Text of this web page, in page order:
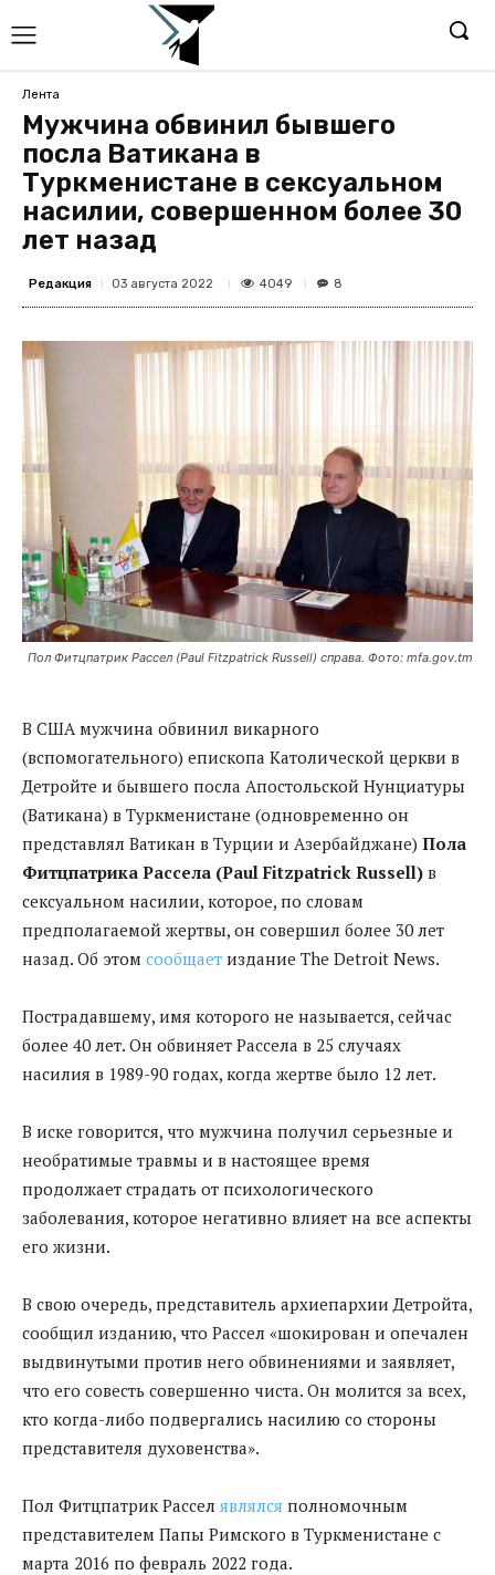
Лента
Мужчина обвинил бывшего
посла Ватикана в
Туркменистане в сексуальном
насилии, совершенном более 30
лет назад
Редакция 03 августа 2022 4049 8
Пол Фитцпатрик Рассел (Paul Fitzpatrick Russell) справа. Фото: mfa.gov.tm
В США мужчина обвинил викарного
(вспомогательного) епископа Католической церкви в
Детройте и бывшего посла Апостольской Нунциатуры
(Ватикана) в Туркменистане (одновременно он
представлял Ватикан в Турции и Азербайджане) Пола
Фитцпатрика Рассела (Paul Fitzpatrick Russell) в
сексуальном насилии, которое, по словам
предполагаемой жертвы, он совершил более 30 лет
назад. Об этом сообщает издание The Detroit News.
Пострадавшему, имя которого не называется, сейчас
более 40 лет. Он обвиняет Рассела в 25 случаях
насилия в 1989-90 годах, когда жертве было 12 лет.
В иске говорится, что мужчина получил серьезные и
необратимые травмы и в настоящее время
продолжает страдать от психологического
заболевания, которое негативно влияет на все аспекты
его жизни.
В свою очередь, представитель архиепархии Детройта,
сообщил изданию, что Рассел «шокирован и опечален
выдвинутыми против него обвинениями и заявляет,
что его совесть совершенно чиста. Он молится за всех,
кто когда-либо подвергались насилию со стороны
представителя духовенства».
Пол Фитцпатрик Рассел являлся полномочным
представителем Папы Римского в Туркменистане с
марта 2016 по февраль 2022 года.